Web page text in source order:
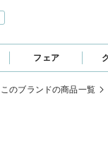
フェア
このブランドの商品一覧